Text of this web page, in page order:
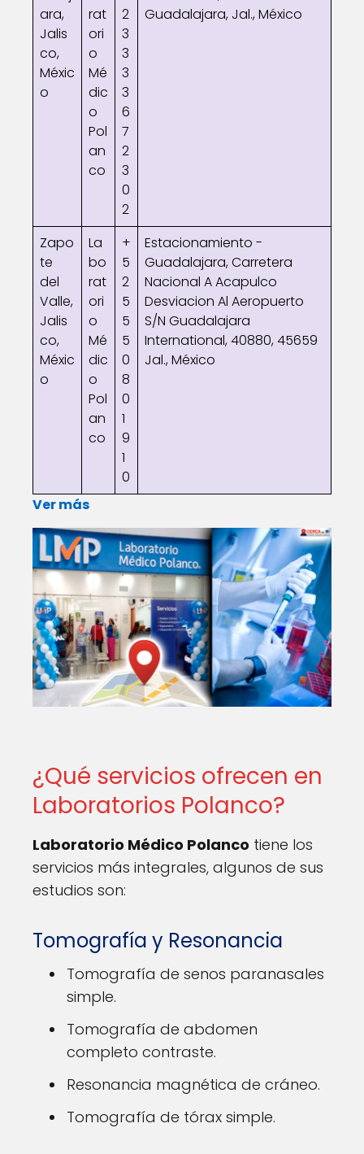
ara,
Jalis
co,
Méxic
o
rat
ori
o
Mé
dic
o
Pol
an
co
2
3
3
3
3
6
7
2
3
0
2
Guadalajara, Jal., México
Zapo
te
del
Valle,
Jalis
co,
Méxic
o
La
bo
rat
ori
o
Mé
dic
o
Pol
an
co
+
5
2
5
5
5
0
8
0
1
9
1
0
Estacionamiento -
Guadalajara, Carretera
Nacional A Acapulco
Desviacion Al Aeropuerto
S/N Guadalajara
International, 40880, 45659
Jal., México
Ver más
¿Qué servicios ofrecen en
Laboratorios Polanco?
Laboratorio Médico Polanco tiene los
servicios más integrales, algunos de sus
estudios son:
Tomografía y Resonancia
Tomografía de senos paranasales
simple.
Tomografía de abdomen
completo contraste.
Resonancia magnética de cráneo.
Tomografía de tórax simple.